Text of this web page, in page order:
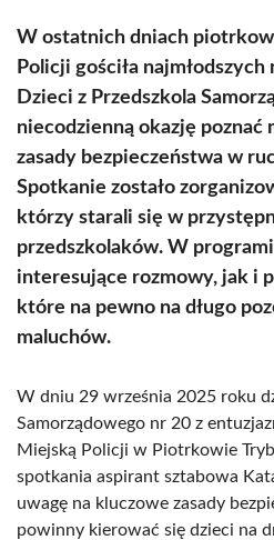
W ostatnich dniach
Policji gościła
Dzieci z Przedszkola
niecodzienną okazję poznać
zasady bezpieczeństwa w
Spotkanie zostało
którzy starali się w
przedszkolaków. W
interesujące rozmowy, jak i
które na pewno na długo
maluchów.
W dniu 29 września 2025 roku
Samorządowego nr 20 z
Miejską Policji w Piotrkowie
spotkania aspirant sztabowa
uwagę na kluczowe zasady
powinny kierować się dzieci na